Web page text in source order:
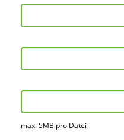
max. 5MB pro Datei